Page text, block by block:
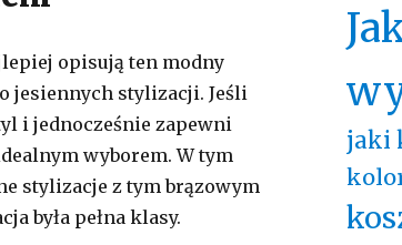
opisują ten modny
jesiennych stylizacji. Jeśli
i jednocześnie zapewni
wyborem. W tym
stylizacje z tym brązowym
była pełna klasy.
jaki